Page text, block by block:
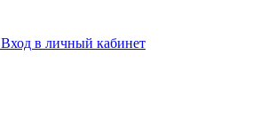
Вход в личный кабинет